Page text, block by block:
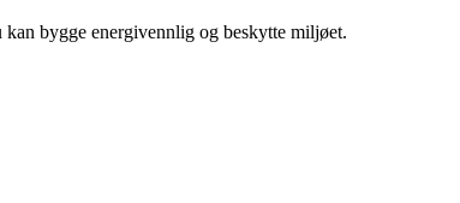
bygge energivennlig og beskytte miljøet.